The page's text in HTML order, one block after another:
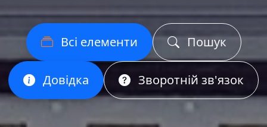
Всі елементи Пошук
Довідка Зворотній зв'язок